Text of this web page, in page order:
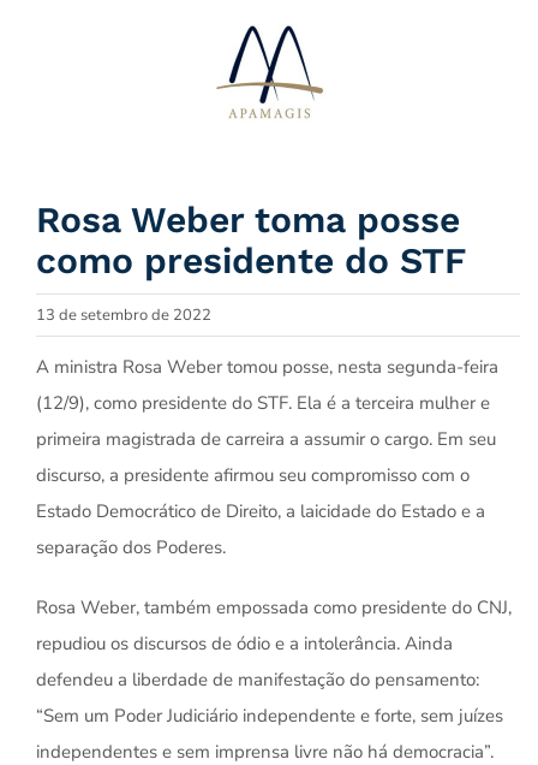
Rosa Weber toma posse
como presidente do STF
13 de setembro de 2022
A ministra Rosa Weber tomou posse, nesta segunda-feira
(12/9), como presidente do STF. Ela é a terceira mulher e
primeira magistrada de carreira a assumir o cargo. Em seu
discurso, a presidente afirmou seu compromisso com o
Estado Democrático de Direito, a laicidade do Estado e a
separação dos Poderes.
Rosa Weber, também empossada como presidente do CNJ,
repudiou os discursos de ódio e a intolerância. Ainda
defendeu a liberdade de manifestação do pensamento:
“Sem um Poder Judiciário independente e forte, sem juízes
independentes e sem imprensa livre não há democracia”.